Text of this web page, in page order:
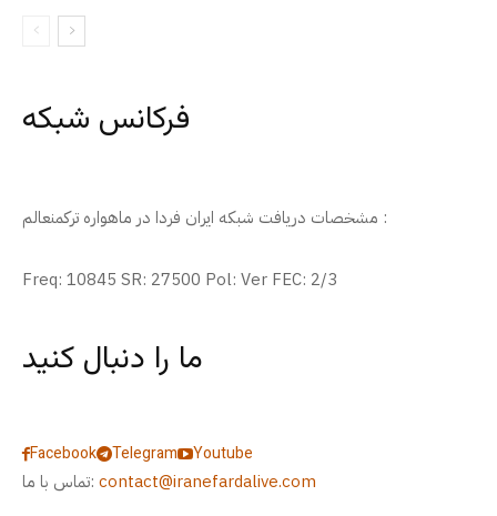
فرکانس شبکه
مشخصات دریافت شبکه ایران فردا در ماهواره ترکمنعالم :
Freq: 10845 SR: 27500 Pol: Ver FEC: 2/3
ما را دنبال کنید
Facebook Telegram
Youtube
تماس با ما: contact@iranefardalive.com